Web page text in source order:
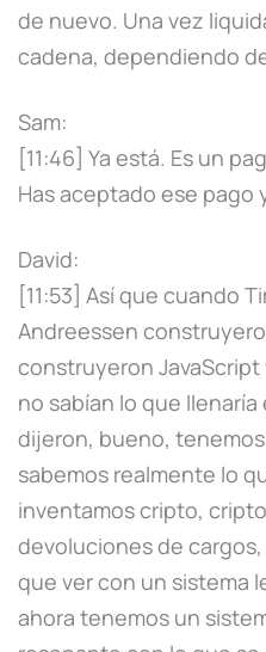
de nuevo. Una vez
cadena, dependiendo
Sam:
[11:46] Ya está. Es un
Has aceptado ese pago
David:
[11:53] Así que cuando
Andreessen
construyeron
no sabían lo que
dijeron, bueno,
sabemos realmente lo
inventamos cripto,
devoluciones de
que ver con un sistema
ahora tenemos un